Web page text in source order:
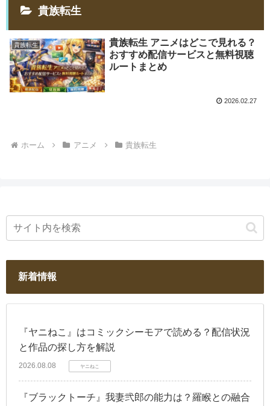
貴族転生
貴族転生
貴族転生 アニメはどこで見れる？
おすすめ配信サービスと無料視聴
ルートまとめ
2026.02.27
ホーム アニメ 貴族転生
新着情報
『ヤニねこ』はコミックシーモアで読める？配信状況
と作品の探し方を解説
2026.08.08 ヤニねこ
『ブラックトーチ』我妻弐郎の能力は？羅睺との融合